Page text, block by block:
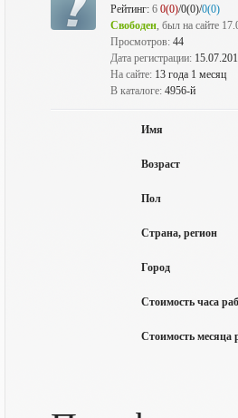
Рейтинг: 6 0(0)/0(0)/0(0)
Свободен, был на сайте
Просмотров: 44
Дата регистрации:
На сайте: 13 года 1 месяц
В каталоге: 4956-й
Имя
Возраст
Пол
Страна, регион
Город
Стоимость часа
Стоимость месяца